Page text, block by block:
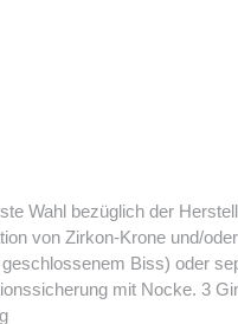
Wahl bezüglich der
von Zirkon-Krone und/
Biss) oder
mit Nocke. 3